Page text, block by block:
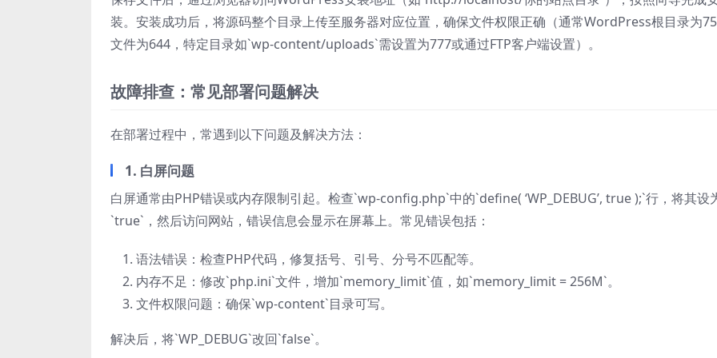
装。安装成功后，将源码整个目录上传至服务器对应位置，确保文件权限正确（通常WordPress根目录为
文件为644，特定目录如`wp-content/uploads`需设置为777或通过FTP客户端设置）。
故障排查：常见部署问题解决
在部署过程中，常遇到以下问题及解决方法：
1. 白屏问题
白屏通常由PHP错误或内存限制引起。检查`wp-config.php`中的`define( ‘WP_DEBUG’, true );`行，将其设
`true`，然后访问网站，错误信息会显示在屏幕上。常见错误包括：
语法错误：检查PHP代码，修复括号、引号、分号不匹配等。
内存不足：修改`php.ini`文件，增加`memory_limit`值，如`memory_limit = 256M`。
文件权限问题：确保`wp-content`目录可写。
解决后，将`WP_DEBUG`改回`false`。